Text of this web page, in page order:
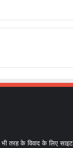
भी तरह के विवाद के लिए